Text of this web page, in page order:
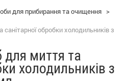
для прибирання та очищення >
обробки холодильників з
для миття та
холодильників з